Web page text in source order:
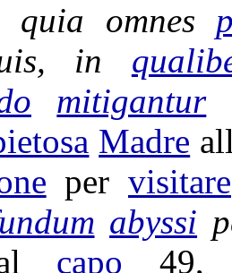
quia omnes
in
mitigantur
Madre
per visitare
abyssi
capo 49,